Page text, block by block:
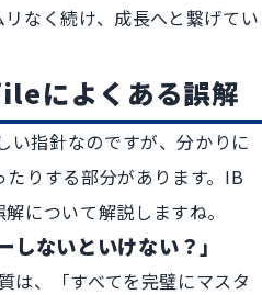
なく続け、成長へと繋げてい
よくある誤解
指針なのですが、分かりに
りする部分があります。IB
について解説しますね。
しないといけない？」
、「すべてを完璧にマスタ